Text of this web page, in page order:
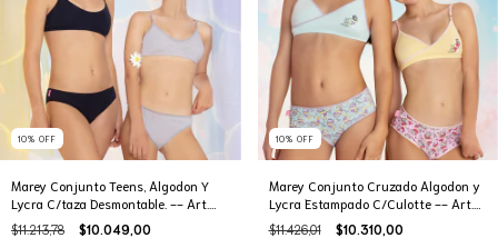
10% OFF
Marey Conjunto Teens, Algodon Y
Lycra C/taza Desmontable. -- Art.
3029
$11.213,78 $10.049,00
10% OFF
Marey Conjunto Cruzado Algodon y
Lycra Estampado C/Culotte -- Art.
522
$11.426,01 $10.310,00